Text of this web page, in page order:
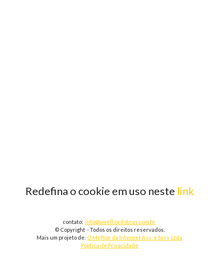
Redefina o cookie em uso neste link
contato: info@omelhordobras.com.br
© Copyright - Todos os direitos reservados.
Mais um projeto de: O Melhor da Internet Ass. e Serv. Ltda
Política de Privacidade